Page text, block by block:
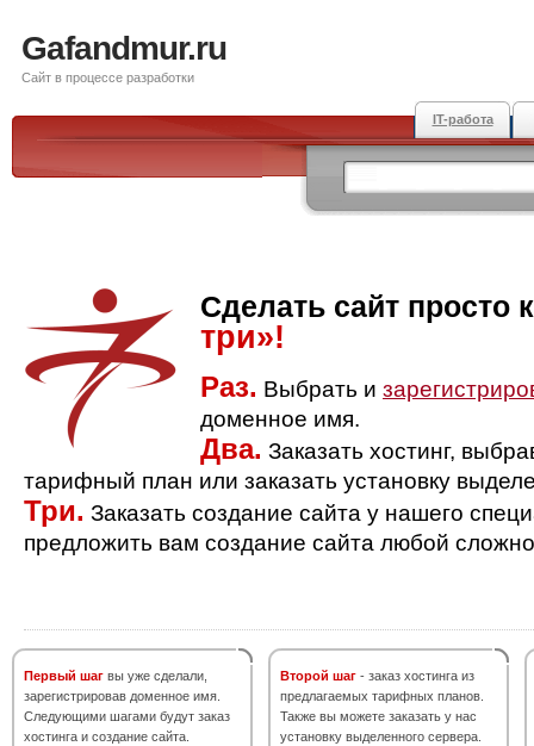
Gafandmur.ru
Сайт в процессе разработки
IT-работа
Сделать сайт просто
три»!
Раз. Выбрать и
доменное имя.
Два. Заказать хостинг,
тарифный план или заказать установку
Три. Заказать создание сайта у нашего
предложить вам создание сайта любой
Первый шаг вы уже сделали,
зарегистрировав доменное имя.
Следующими шагами будут заказ
хостинга и создание сайта.
Второй шаг - заказ хостинга из
предлагаемых тарифных планов.
Также вы можете заказать у нас
установку выделенного сервера.